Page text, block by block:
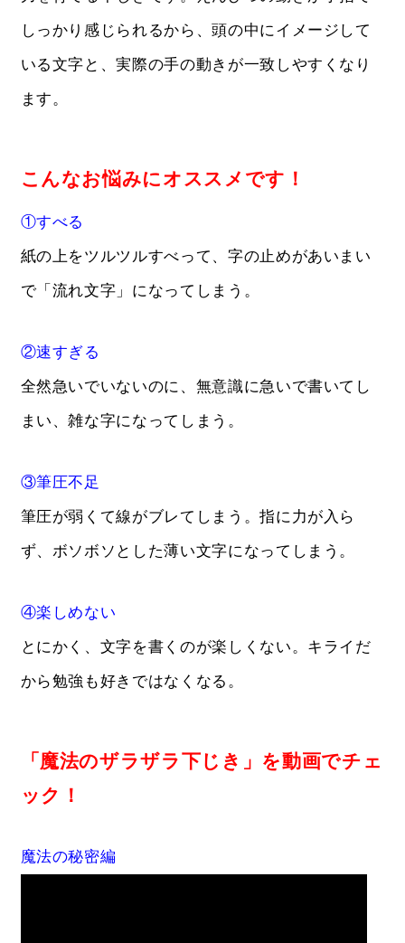
しっかり感じられるから、頭の中にイメージして
いる文字と、実際の手の動きが一致しやすくなり
ます。
こんなお悩みにオススメです！
①すべる
紙の上をツルツルすべって、字の止めがあいまい
で「流れ文字」になってしまう。
②速すぎる
全然急いでいないのに、無意識に急いで書いてし
まい、雑な字になってしまう。
③筆圧不足
筆圧が弱くて線がブレてしまう。指に力が入ら
ず、ボソボソとした薄い文字になってしまう。
④楽しめない
とにかく、文字を書くのが楽しくない。キライだ
から勉強も好きではなくなる。
「魔法のザラザラ下じき」を動画でチェ
ック！
魔法の秘密編